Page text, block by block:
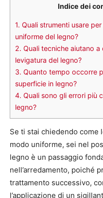
Indice dei
1. Quali strumenti usare
uniforme del legno?
2. Quali tecniche aiutano
levigatura del legno?
3. Quanto tempo occorre
superficie in legno?
4. Quali sono gli errori più
legno?
Se ti stai chiedendo
modo uniforme, sei nel
legno è un passaggio
nell’arredamento, poiché
trattamento successivo,
l’applicazione di un